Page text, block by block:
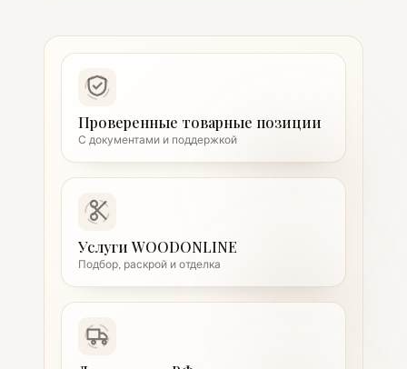
Проверенные товарные позиции
С документами и поддержкой
Услуги WOODONLINE
Подбор, раскрой и отделка